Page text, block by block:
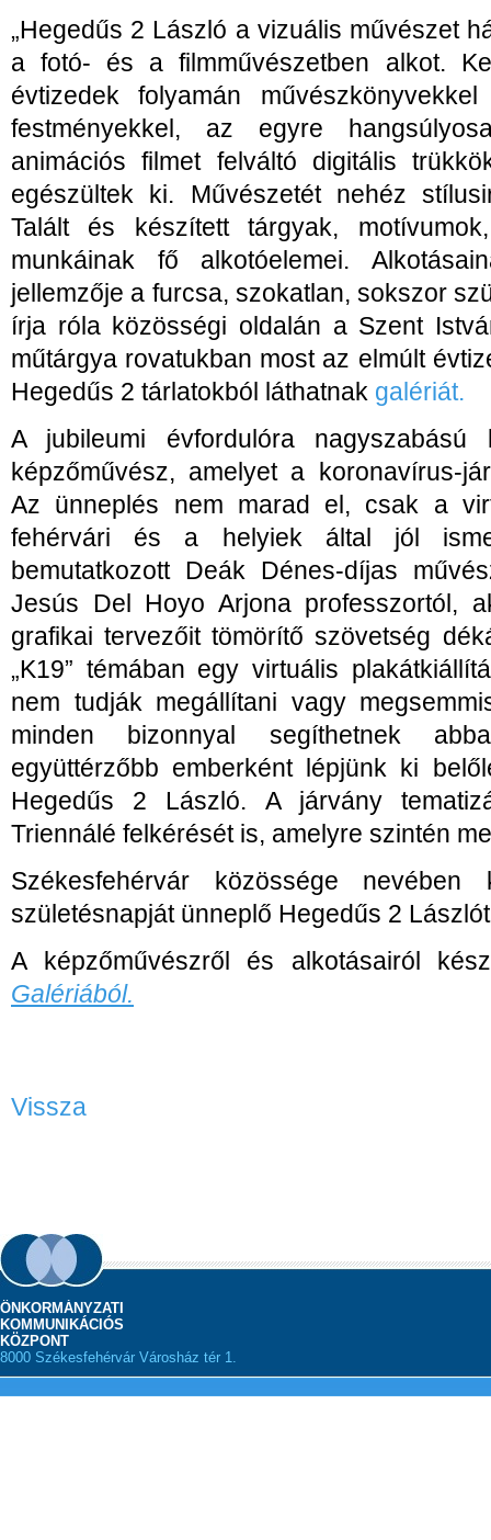
„Hegedűs 2 László a vizuális művészet
a fotó- és a filmművészetben alkot.
évtizedek folyamán
festményekkel, az egyre
animációs filmet felváltó digitális
egészültek ki. Művészetét nehéz
Talált és készített tárgyak,
munkáinak fő alkotóelemei.
jellemzője a furcsa, szokatlan, sokszor
írja róla közösségi oldalán a Szent
műtárgya rovatukban most az elmúlt
Hegedűs 2 tárlatokból láthatnak galériát.
A jubileumi évfordulóra nagyszabású
képzőművész, amelyet a koronavírus-
Az ünneplés nem marad el, csak a
fehérvári és a helyiek által jól
bemutatkozott Deák Dénes-díjas
Jesús Del Hoyo Arjona professzortól,
grafikai tervezőit tömörítő szövetség
„K19” témában egy virtuális
nem tudják megállítani vagy
minden bizonnyal segíthetnek
együttérzőbb emberként lépjünk ki
Hegedűs 2 László. A járvány
Triennálé felkérését is, amelyre szintén
Székesfehérvár közössége
születésnapját ünneplő Hegedűs 2
A képzőművészről és alkotásairól
Galériából.
Vissza
ÖNKORMÁNYZATI
KOMMUNIKÁCIÓS
KÖZPONT
8000 Székesfehérvár Városház tér 1.